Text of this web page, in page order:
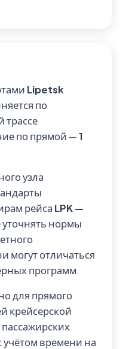
Lipetsk
по
трассе
по прямой —1
узла
рейса LPK —
уточнять нормы
могут отличаться
программ.
для прямого
крейсерской
учётом времени на